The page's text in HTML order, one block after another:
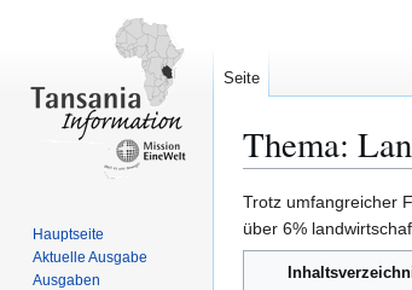
Thema:
Zur
Navigation
springen
Zur
Suche
springen
Trotz umfangreicher
über 6%
Seite
Hauptseite
Aktuelle Ausgabe
Ausgaben